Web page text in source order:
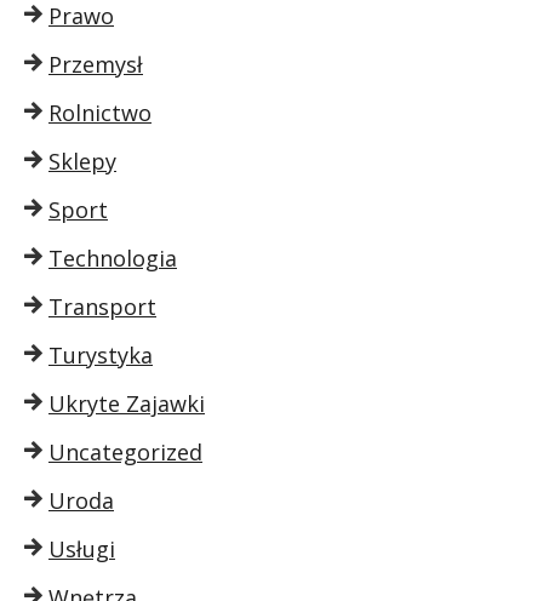
Prawo
Przemysł
Rolnictwo
Sklepy
Sport
Technologia
Transport
Turystyka
Ukryte Zajawki
Uncategorized
Uroda
Usługi